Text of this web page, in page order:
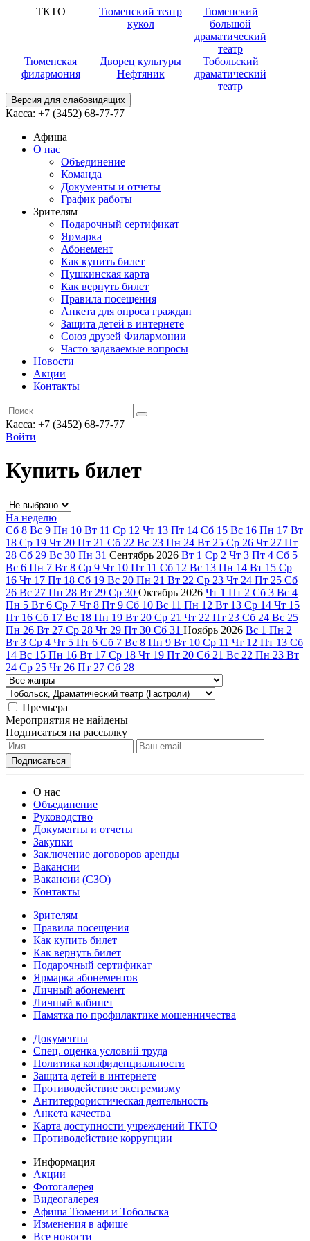
ТКТО
Тюменский театр
кукол
Тюменский
большой
драматический
театр
Тюменская
филармония
Дворец культуры
Нефтяник
Тобольский
драматический
театр
Версия для слабовидящих
Касса: +7 (3452) 68-77-77
Афиша
О нас
Объединение
Команда
Документы и отчеты
График работы
Зрителям
Подарочный сертификат
Ярмарка
Абонемент
Как купить билет
Пушкинская карта
Как вернуть билет
Правила посещения
Анкета для опроса граждан
Защита детей в интернете
Союз друзей Филармонии
Часто задаваемые вопросы
Новости
Акции
Контакты
Касса: +7 (3452) 68-77-77
Войти
Купить билет
На неделю
Сб 8 Вс 9 Пн 10 Вт 11 Ср 12 Чт 13 Пт 14 Сб 15 Вс 16 Пн 17 Вт
18 Ср 19 Чт 20 Пт 21 Сб 22 Вс 23 Пн 24 Вт 25 Ср 26 Чт 27 Пт
28 Сб 29 Вс 30 Пн 31 Сентябрь 2026 Вт 1 Ср 2 Чт 3 Пт 4 Сб 5
Вс 6 Пн 7 Вт 8 Ср 9 Чт 10 Пт 11 Сб 12 Вс 13 Пн 14 Вт 15 Ср
16 Чт 17 Пт 18 Сб 19 Вс 20 Пн 21 Вт 22 Ср 23 Чт 24 Пт 25 Сб
26 Вс 27 Пн 28 Вт 29 Ср 30 Октябрь 2026 Чт 1 Пт 2 Сб 3 Вс 4
Пн 5 Вт 6 Ср 7 Чт 8 Пт 9 Сб 10 Вс 11 Пн 12 Вт 13 Ср 14 Чт 15
Пт 16 Сб 17 Вс 18 Пн 19 Вт 20 Ср 21 Чт 22 Пт 23 Сб 24 Вс 25
Пн 26 Вт 27 Ср 28 Чт 29 Пт 30 Сб 31 Ноябрь 2026 Вс 1 Пн 2
Вт 3 Ср 4 Чт 5 Пт 6 Сб 7 Вс 8 Пн 9 Вт 10 Ср 11 Чт 12 Пт 13 Сб
14 Вс 15 Пн 16 Вт 17 Ср 18 Чт 19 Пт 20 Сб 21 Вс 22 Пн 23 Вт
24 Ср 25 Чт 26 Пт 27 Сб 28
Премьера
Мероприятия не найдены
Подписаться на рассылку
О нас
Объединение
Руководство
Документы и отчеты
Закупки
Заключение договоров аренды
Вакансии
Вакансии (СЗО)
Контакты
Зрителям
Правила посещения
Как купить билет
Как вернуть билет
Подарочный сертификат
Ярмарка абонементов
Личный абонемент
Личный кабинет
Памятка по профилактике мошенничества
Документы
Спец. оценка условий труда
Политика конфиденциальности
Защита детей в интернете
Противодействие экстремизму
Антитеррористическая деятельность
Анкета качества
Карта доступности учреждений ТКТО
Противодействие коррупции
Информация
Акции
Фотогалерея
Видеогалерея
Афиша Тюмени и Тобольска
Изменения в афише
Все новости